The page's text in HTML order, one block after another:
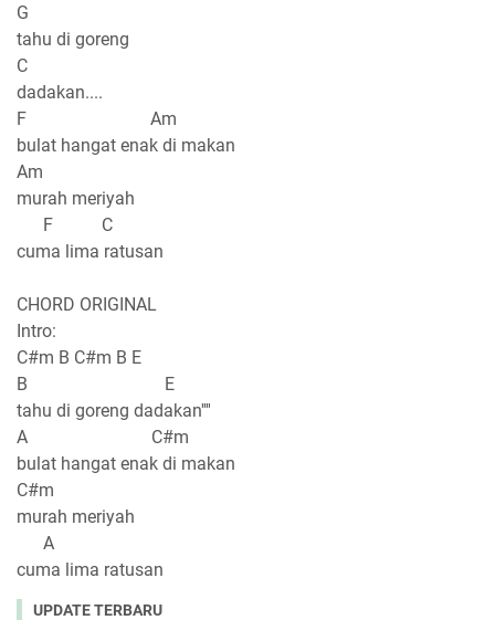
G
tahu di goreng
C
dadakan....
F Am
bulat hangat enak di makan
Am
murah meriyah
F C
cuma lima ratusan
CHORD ORIGINAL
Intro:
C#m B C#m B E
B E
tahu di goreng dadakan''''
A C#m
bulat hangat enak di makan
C#m
murah meriyah
A
cuma lima ratusan
UPDATE TERBARU